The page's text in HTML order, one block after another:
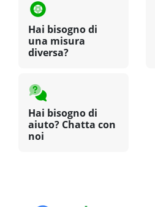
Hai bisogno di
una misura
diversa?
Hai bisogno di
aiuto? Chatta con
noi